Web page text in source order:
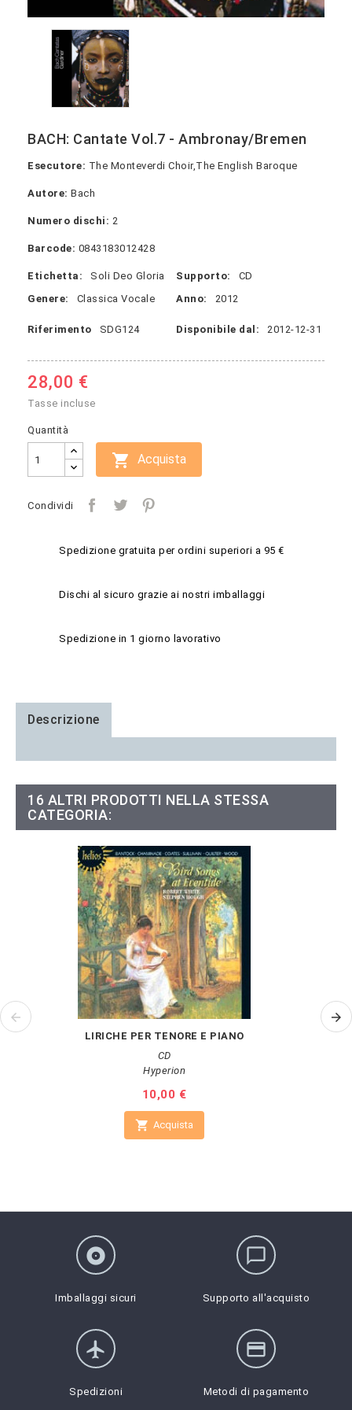
BACH: Cantate Vol.7 - Ambronay/Bremen
Esecutore: The Monteverdi Choir,The English Baroque
Autore: Bach
Numero dischi: 2
Barcode: 0843183012428
Etichetta: Soli Deo Gloria Supporto:
CD
Genere:
Classica Vocale Anno: 2012
Riferimento SDG124 Disponibile dal: 2012-12-31
28,00 €
Tasse incluse
Quantità
 Acquista
Condividi
Spedizione gratuita per ordini superiori a 95 €
Dischi al sicuro grazie ai nostri imballaggi
Spedizione in 1 giorno lavorativo
Descrizione
16 ALTRI PRODOTTI NELLA STESSA
CATEGORIA:
LIRICHE PER TENORE E PIANO
CD
Hyperion
Prezzo
10,00 €
 Acquista
album
Imballaggi sicuri
chat_bubble_outline
Supporto all'acquisto
flight
Spedizioni
credit_card
Metodi di pagamento